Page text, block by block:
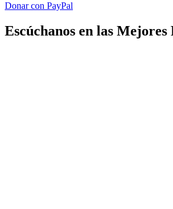
Donar con PayPal
Escúchanos en las